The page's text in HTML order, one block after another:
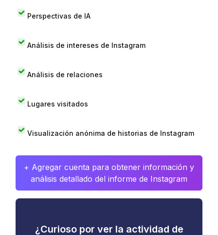
Perspectivas de IA
Análisis de intereses de Instagram
Análisis de relaciones
Lugares visitados
Visualización anónima de historias de Instagram
+ Agregar cuenta para obtener información y
análisis detallado del informe de Instagram
¿Curioso por ver la actividad de